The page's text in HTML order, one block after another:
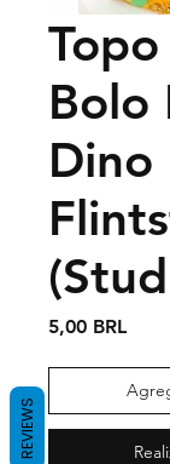
Bolo
Dino
5,00 BRLPrecio
REVIEWS